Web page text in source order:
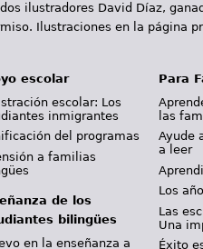
ilustradores David Díaz,
Ilustraciones en la página
escolar
escolar: Los
inmigrantes
del programas
a familias
de los
bilingües
en la enseñanza a
Para
las
Ayude
a leer
Los
Las
Una
Éxito